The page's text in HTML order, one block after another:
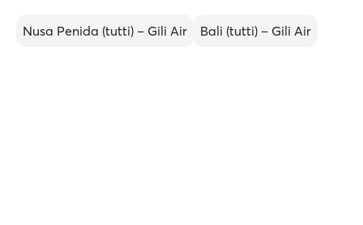
Nusa Penida (tutti) – Gili Air Bali (tutti) – Gili Air